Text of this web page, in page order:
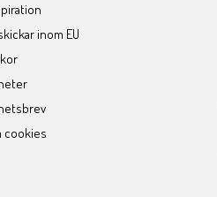
inom EU
cookies